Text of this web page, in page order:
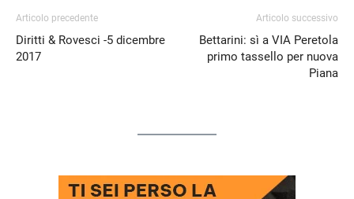
Articolo precedente
Diritti & Rovesci -5 dicembre
2017
Articolo successivo
Bettarini: sì a VIA Peretola
primo tassello per nuova
Piana